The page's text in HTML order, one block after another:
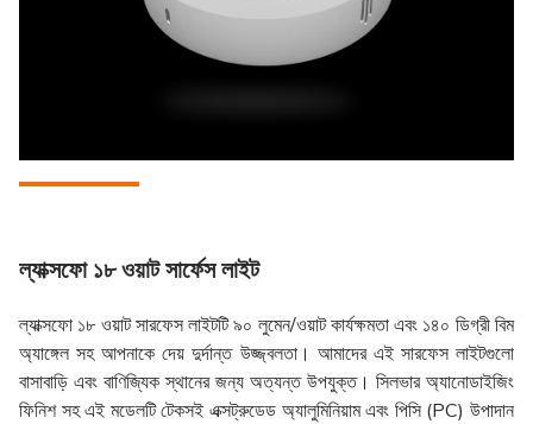
ল্যাক্সফো ১৮ ওয়াট সার্ফেস লাইট
ল্যাক্সফো ১৮ ওয়াট সারফেস লাইটটি ৯০ লুমেন/ওয়াট কার্যক্ষমতা এবং ১৪০ ডিগ্রী বিম
অ্যাঙ্গেল সহ আপনাকে দেয় দুর্দান্ত উজ্জ্বলতা। আমাদের এই সারফেস লাইটগুলো
বাসাবাড়ি এবং বাণিজ্যিক স্থানের জন্য অত্যন্ত উপযুক্ত। সিলভার অ্যানোডাইজিং
ফিনিশ সহ এই মডেলটি টেকসই এক্সট্রুডেড অ্যালুমিনিয়াম এবং পিসি (PC) উপাদান